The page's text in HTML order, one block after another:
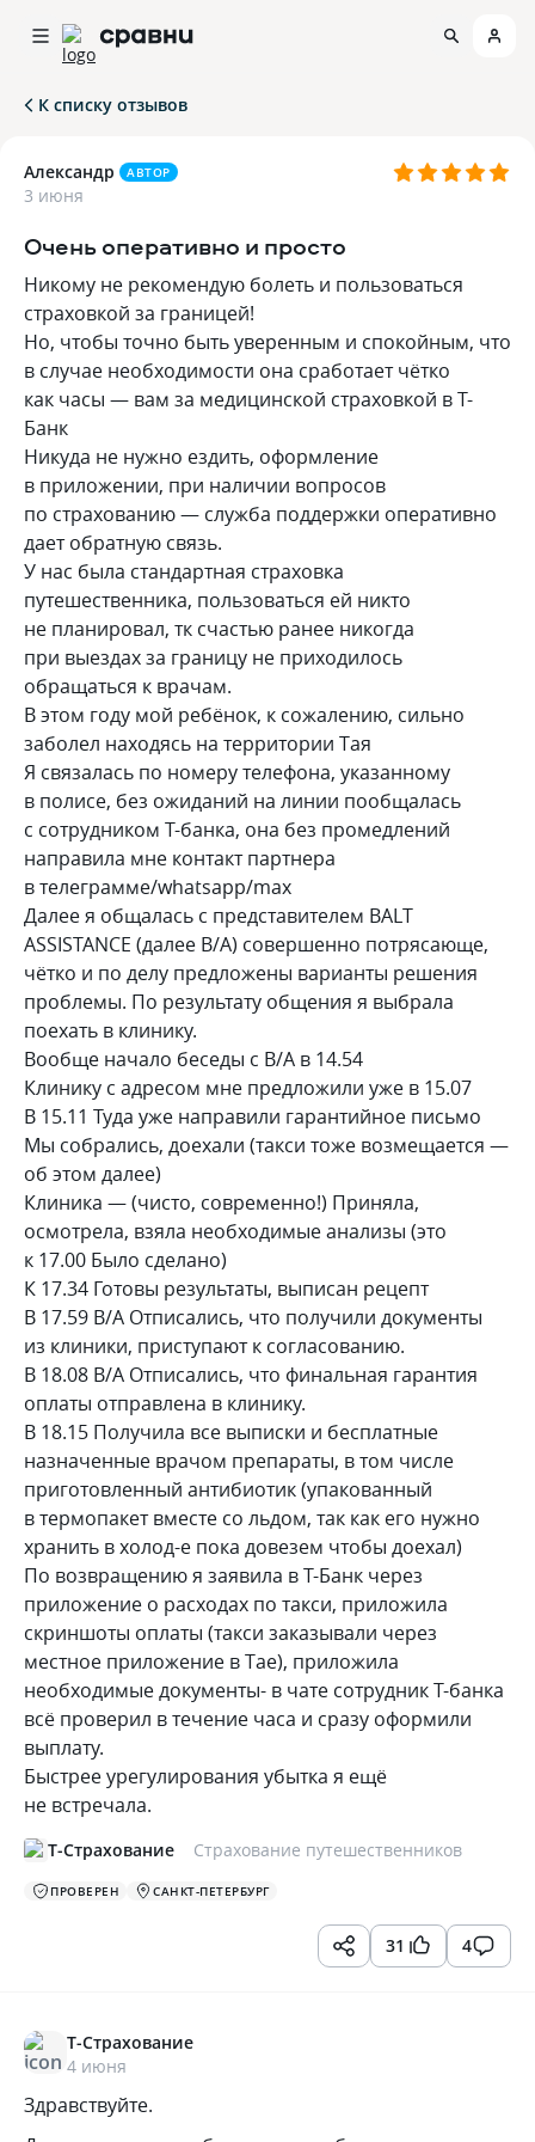
К списку отзывов
Александр АВТОР
3 июня
Очень оперативно и просто
Никому не рекомендую болеть и пользоваться
страховкой за границей!
Но, чтобы точно быть уверенным и спокойным, что
в случае необходимости она сработает чётко
как часы — вам за медицинской страховкой в Т-
Банк
Никуда не нужно ездить, оформление
в приложении, при наличии вопросов
по страхованию — служба поддержки оперативно
дает обратную связь.
У нас была стандартная страховка
путешественника, пользоваться ей никто
не планировал, тк счастью ранее никогда
при выездах за границу не приходилось
обращаться к врачам.
В этом году мой ребёнок, к сожалению, сильно
заболел находясь на территории Тая
Я связалась по номеру телефона, указанному
в полисе, без ожиданий на линии пообщалась
с сотрудником Т-банка, она без промедлений
направила мне контакт партнера
в телеграмме/whatsapp/max
Далее я общалась с представителем BALT
ASSISTANCE (далее B/A) совершенно потрясающе,
чётко и по делу предложены варианты решения
проблемы. По результату общения я выбрала
поехать в клинику.
Вообще начало беседы с B/A в 14.54
Клинику с адресом мне предложили уже в 15.07
В 15.11 Туда уже направили гарантийное письмо
Мы собрались, доехали (такси тоже возмещается —
об этом далее)
Клиника — (чисто, современно!) Приняла,
осмотрела, взяла необходимые анализы (это
к 17.00 Было сделано)
К 17.34 Готовы результаты, выписан рецепт
В 17.59 B/A Отписались, что получили документы
из клиники, приступают к согласованию.
В 18.08 B/A Отписались, что финальная гарантия
оплаты отправлена в клинику.
В 18.15 Получила все выписки и бесплатные
назначенные врачом препараты, в том числе
приготовленный антибиотик (упакованный
в термопакет вместе со льдом, так как его нужно
хранить в холод-е пока довезем чтобы доехал)
По возвращению я заявила в Т-Банк через
приложение о расходах по такси, приложила
скриншоты оплаты (такси заказывали через
местное приложение в Тае), приложила
необходимые документы- в чате сотрудник Т-банка
всё проверил в течение часа и сразу оформили
выплату.
Быстрее урегулирования убытка я ещё
не встречала.
Т-Страхование Страхование путешественников
ПРОВЕРЕН САНКТ-ПЕТЕРБУРГ
31 4
Т-Страхование
4 июня
Здравствуйте.